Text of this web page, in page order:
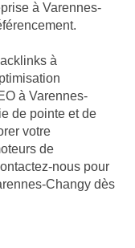
à Varennes-
à
à Varennes-
de pointe et de
votre
de
nous pour
Changy dès